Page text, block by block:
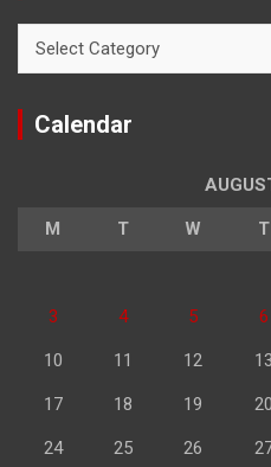
Calendar
M T W T
3 4 5 6
10 11 12 13
17 18 19 20
24 25 26